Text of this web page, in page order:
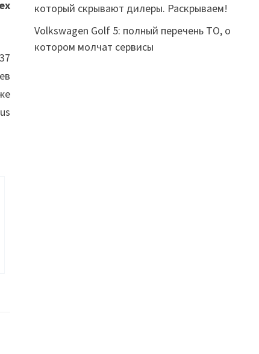
который скрывают дилеры. Раскрываем!
Volkswagen Golf 5: полный перечень ТО, о
котором молчат сервисы